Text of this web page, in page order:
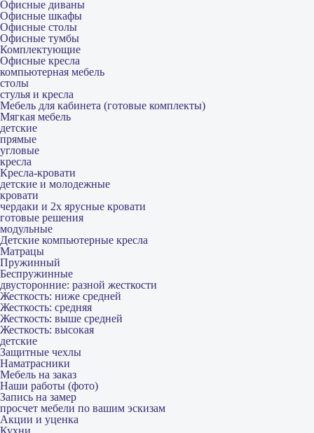
Офисные диваны
Офисные шкафы
Офисные столы
Офисные тумбы
Комплектующие
Офисные кресла
компьютерная мебель
столы
стулья и кресла
Мебель для кабинета (готовые комплекты)
Мягкая мебель
детские
прямые
угловые
кресла
Кресла-кровати
детские и молодежные
кровати
чердаки и 2х ярусные кровати
готовые решения
модульные
Детские компьютерные кресла
Матрацы
Пружинный
Беспружинные
двусторонние: разной жесткости
Жесткость: ниже средней
Жесткость: средняя
Жесткость: выше средней
Жесткость: высокая
детские
Защитные чехлы
Наматрасники
Мебель на заказ
Наши работы (фото)
Запись на замер
просчет мебели по вашим эскизам
Акции и уценка
Кухни